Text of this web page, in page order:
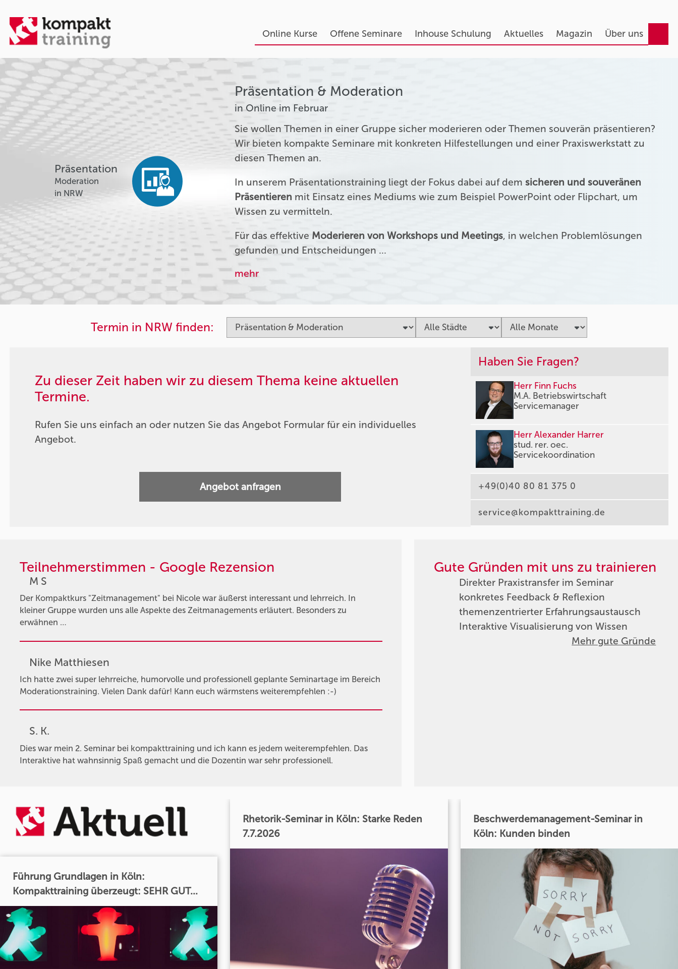
Online Kurse Offene Seminare Inhouse Schulung Aktuelles Magazin Über uns
Präsentation
Moderation
in NRW
Präsentation & Moderation
in Online im Februar
Sie wollen Themen in einer Gruppe sicher moderieren oder Themen souverän präsentieren?
Wir bieten kompakte Seminare mit konkreten Hilfestellungen und einer Praxiswerkstatt zu
diesen Themen an.
In unserem Präsentationstraining liegt der Fokus dabei auf demsicheren und souveränen
Präsentieren mit Einsatz eines Mediums wie zum Beispiel PowerPoint oder Flipchart, um
Wissen zu vermitteln.
Für das effektive Moderieren von Workshops und Meetings, in welchen Problemlösungen
gefunden und Entscheidungen …
mehr
Termin in NRW finden:
Zu dieser Zeit haben wir zu diesem Thema keine aktuellen
Termine.
Rufen Sie uns einfach an oder nutzen Sie das Angebot Formular für ein individuelles
Angebot.
Angebot anfragen
Haben Sie Fragen?
Herr Finn Fuchs
M.A. Betriebswirtschaft
Servicemanager
Herr Alexander Harrer
stud. rer. oec.
Servicekoordination
+49(0)40 80 81 375 0
service@kompakttraining.de
Teilnehmerstimmen - Google Rezension
M S
Der Kompaktkurs "Zeitmanagement" bei Nicole war äußerst interessant und lehrreich. In
kleiner Gruppe wurden uns alle Aspekte des Zeitmanagements erläutert. Besonders zu
erwähnen …
Nike Matthiesen
Ich hatte zwei super lehrreiche, humorvolle und professionell geplante Seminartage im Bereich
Moderationstraining. Vielen Dank dafür! Kann euch wärmstens weiterempfehlen :-)
S. K.
Dies war mein 2. Seminar bei kompakttraining und ich kann es jedem weiterempfehlen. Das
Interaktive hat wahnsinnig Spaß gemacht und die Dozentin war sehr professionell.
Gute Gründen mit uns zu trainieren
Direkter Praxistransfer im Seminar
konkretes Feedback & Reflexion
themenzentrierter Erfahrungsaustausch
Interaktive Visualisierung von Wissen
Mehr gute Gründe
Führung Grundlagen in Köln:
Kompakttraining überzeugt: SEHR GUT...
Rhetorik-Seminar in Köln: Starke Reden
7.7.2026
Beschwerdemanagement-Seminar in
Köln: Kunden binden